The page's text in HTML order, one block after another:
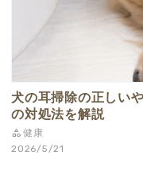
犬の耳掃除の正しい
の対処法を解説
健康
2026/5/21